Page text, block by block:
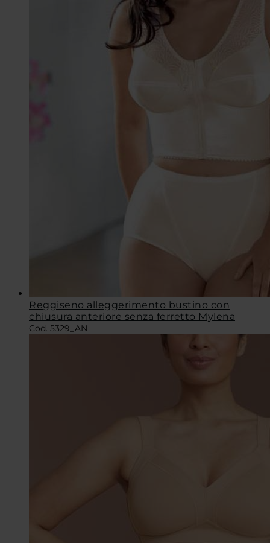
Reggiseno alleggerimento bustino con
chiusura anteriore senza ferretto Mylena
Cod. 5329_AN